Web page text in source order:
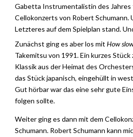
Gabetta Instrumentalistin des Jahres
Cellokonzerts von Robert Schumann.
Letzteres auf dem Spielplan stand.
Zunächst ging es aber los mit How
Takemitsu von 1991. Ein kurzes
Klassik aus der Heimat des
das Stück japanisch, eingehüllt in
Gut hörbar war das eine sehr gute
folgen sollte.
Weiter ging es dann mit dem
Schumann. Robert Schumann kann